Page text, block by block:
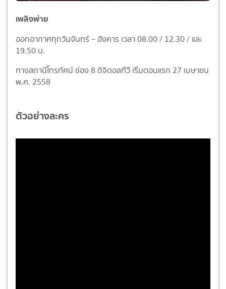
เพลิงพ่าย
ออกอากาศทุกวันจันทร์ – อังคาร เวลา 08.00 / 12.30 / และ
19.50 น.
ทางสถานีโทรทัศน์ ช่อง 8 ดิจิตอลทีวี เริ่มตอนแรก 27 เมษายน
พ.ศ. 2558
ตัวอย่างละคร